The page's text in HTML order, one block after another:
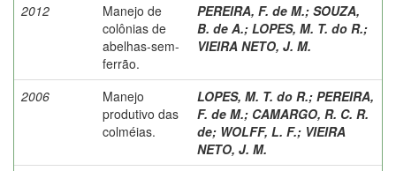
2012
Manejo de
colônias de
abelhas-sem-
ferrão.
PEREIRA, F. de M.; SOUZA,
B. de A.; LOPES, M. T. do R.;
VIEIRA NETO, J. M.
2006
Manejo
produtivo das
colméias.
LOPES, M. T. do R.; PEREIRA,
F. de M.; CAMARGO, R. C. R.
de; WOLFF, L. F.; VIEIRA
NETO, J. M.